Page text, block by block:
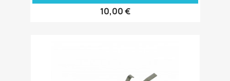
10,00 €